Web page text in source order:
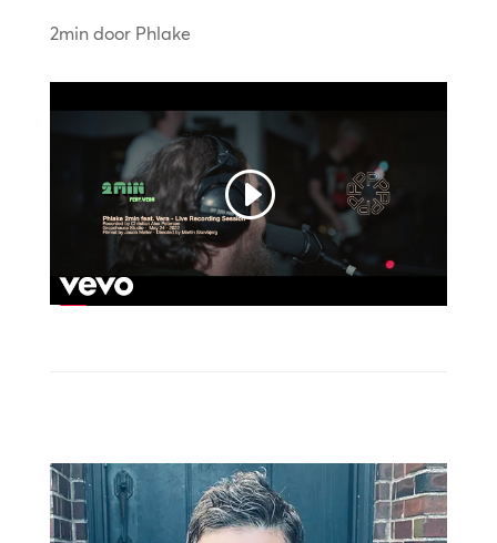
2min door Phlake